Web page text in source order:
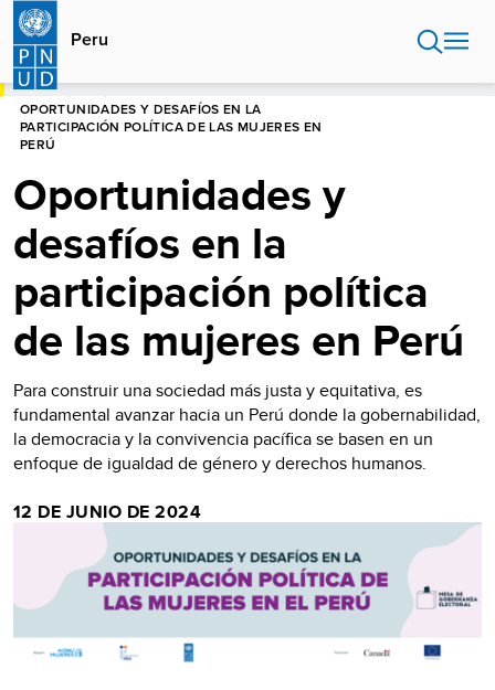
Pasar
contenido
principal
Peru
HOME
OPORTUNIDADES Y DESAFÍOS EN LA
PARTICIPACIÓN POLÍTICA DE LAS MUJERES EN
PERÚ
Oportunidades y
desafíos en la
participación política
de las mujeres en Perú
Para construir una sociedad más justa y equitativa, es
fundamental avanzar hacia un Perú donde la gobernabilidad,
la democracia y la convivencia pacífica se basen en un
enfoque de igualdad de género y derechos humanos.
12 DE JUNIO DE 2024